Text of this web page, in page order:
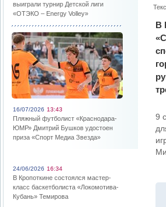
выиграли турнир Детской лиги
«ОТЭКО – Energy Volley»
16/07/2026 13:43
Пляжный футболист «Краснодара-
ЮМР» Дмитрий Бушков удостоен
приза «Спорт Медиа Звезда»
24/06/2026 16:34
В Кропоткине состоялся мастер-
класс баскетболиста «Локомотива-
Кубань» Темирова
В
9